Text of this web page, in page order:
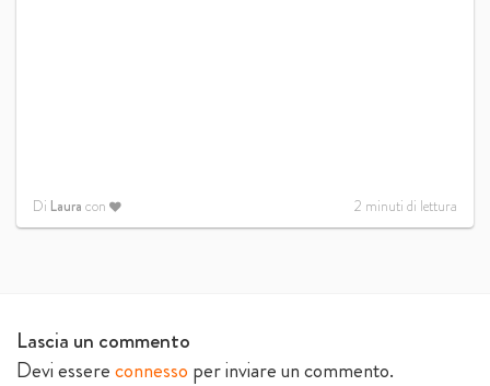
Di Laura con 2 minuti di lettura
Lascia un commento
Devi essereconnesso per inviare un commento.